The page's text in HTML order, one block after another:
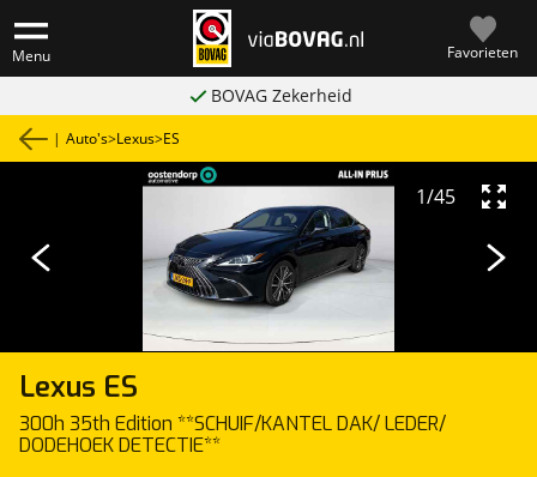
Menu Favorieten
BOVAG Zekerheid
| Auto's>Lexus>ES
Lexus ES
300h 35th Edition **SCHUIF/KANTEL DAK/ LEDER/
DODEHOEK DETECTIE**
1/45